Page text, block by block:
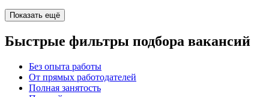
Показать ещё
Быстрые фильтры подбора вакансий
Без опыта работы
От прямых работодателей
Полная занятость